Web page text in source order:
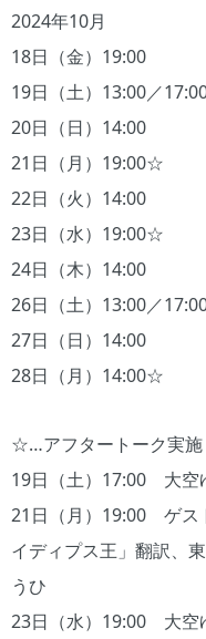
2024年10月
18日（金）19:00
19日（土）13:00／
20日（日）14:00
21日（月）19:00☆
22日（火）14:00
23日（水）19:00☆
24日（木）14:00
26日（土）13:00／
27日（日）14:00
28日（月）14:00☆
☆…アフタートーク実施
19日（土）17:00 大空
21日（月）19:00 ゲス
イディプス王」翻訳、
うひ
23日（水）19:00 大空